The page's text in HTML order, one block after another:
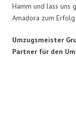
Hamm und lass uns
Amadora zum Erfolg
Umzugsmeister
Partner für den